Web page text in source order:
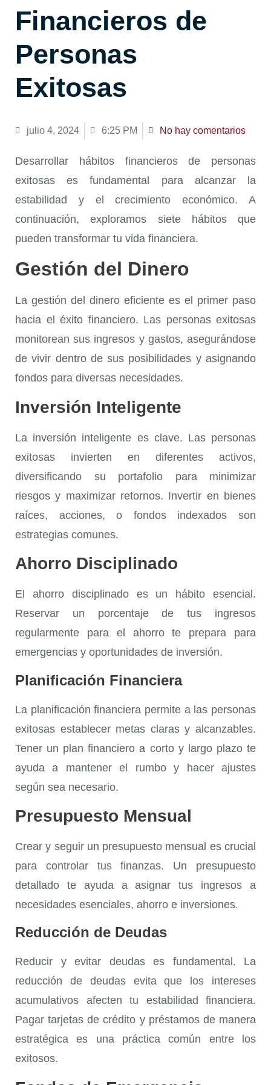
Financieros de
Personas
Exitosas
julio 4, 2024 6:25 PM No hay comentarios
Desarrollar
hábitos financieros de personas
exitosas es fundamental para alcanzar la
estabilidad y el crecimiento económico. A
continuación, exploramos siete hábitos que
pueden transformar tu vida financiera.
Gestión del Dinero
La gestión del dinero eficiente es el primer paso
hacia el éxito financiero. Las personas exitosas
monitorean sus ingresos y gastos, asegurándose
de vivir dentro de sus posibilidades y asignando
fondos para diversas necesidades.
Inversión Inteligente
La inversión inteligente es clave. Las personas
exitosas invierten en diferentes activos,
diversificando su portafolio para minimizar
riesgos y maximizar retornos. Invertir en bienes
raíces, acciones, o fondos indexados son
estrategias comunes.
Ahorro Disciplinado
El ahorro disciplinadoes un hábito esencial.
Reservar un porcentaje de tus ingresos
regularmente para el ahorro te prepara para
emergencias y oportunidades de inversión.
Planificación Financiera
La planificación financiera permite a las personas
exitosas establecer metas claras y alcanzables.
Tener un plan financiero a corto y largo plazo te
ayuda a mantener el rumbo y hacer ajustes
según sea necesario.
Presupuesto Mensual
Crear y seguir un presupuesto mensual es crucial
para controlar tus finanzas. Un presupuesto
detallado te ayuda a asignar tus ingresos a
necesidades esenciales, ahorro e inversiones.
Reducción de Deudas
Reducir y evitar deudas es fundamental. La
reducción de deudasevita que los intereses
acumulativos afecten tu estabilidad financiera.
Pagar tarjetas de crédito y préstamos de manera
estratégica es una práctica común entre los
exitosos.